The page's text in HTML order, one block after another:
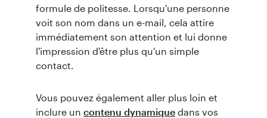
formule de politesse. Lorsqu'une personne
voit son nom dans un e-mail, cela attire
immédiatement son attention et lui donne
l'impression d'être plus qu'un simple
contact.
Vous pouvez également aller plus loin et
inclure un contenu dynamique dans vos